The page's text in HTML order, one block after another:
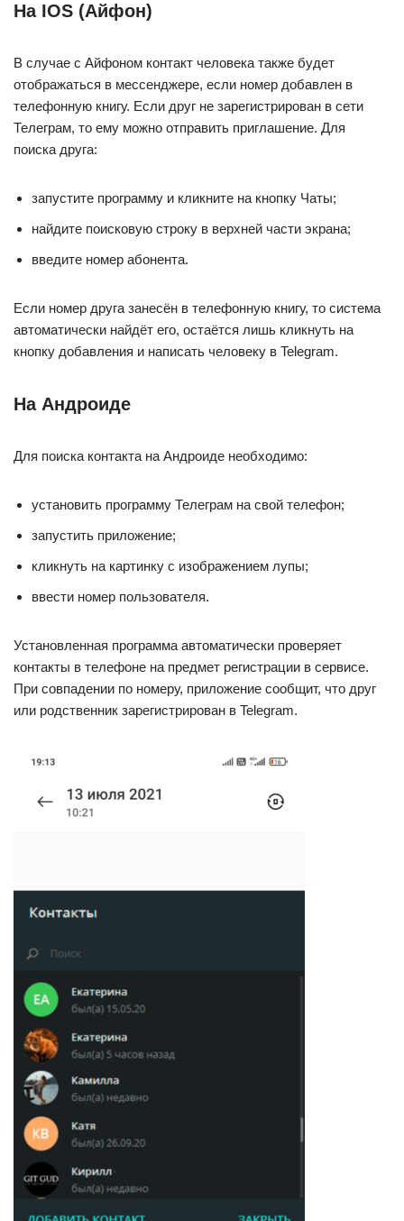
На IOS (Айфон)
В случае с Айфоном контакт человека также будет
отображаться в мессенджере, если номер добавлен в
телефонную книгу. Если друг не зарегистрирован в сети
Телеграм, то ему можно отправить приглашение. Для
поиска друга:
запустите программу и кликните на кнопку Чаты;
найдите поисковую строку в верхней части экрана;
введите номер абонента.
Если номер друга занесён в телефонную книгу, то система
автоматически найдёт его, остаётся лишь кликнуть на
кнопку добавления и написать человеку в Telegram.
На Андроиде
Для поиска контакта на Андроиде необходимо:
установить программу Телеграм на свой телефон;
запустить приложение;
кликнуть на картинку с изображением лупы;
ввести номер пользователя.
Установленная программа автоматически проверяет
контакты в телефоне на предмет регистрации в сервисе.
При совпадении по номеру, приложение сообщит, что друг
или родственник зарегистрирован в Telegram.